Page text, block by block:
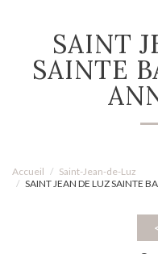
SAINT JEAN DE LUZ
SAINTE
Accueil
Saint-Jean-de-Luz
SAINT JEAN DE LUZ SAINTE